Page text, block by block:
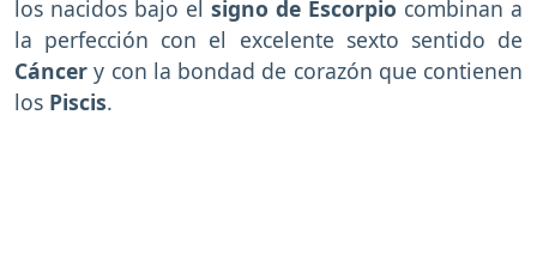
los nacidos bajo el signo de Escorpio combinan a
la perfección con el excelente sexto sentido de
Cáncery con la bondad de corazón que contienen
los Piscis.